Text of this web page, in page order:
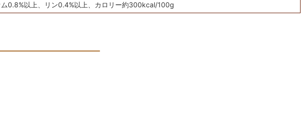
0.8%以上、リン0.4%以上、カロリー約300kcal/100g